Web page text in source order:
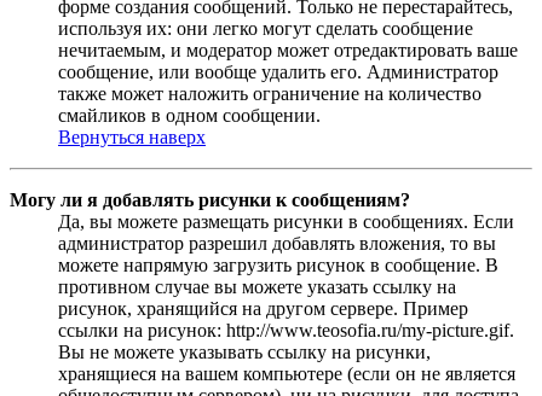
форме создания сообщений. Только не перестарайтесь,
используя их: они легко могут сделать сообщение
нечитаемым, и модератор может отредактировать ваше
сообщение, или вообще удалить его. Администратор
также может наложить ограничение на количество
смайликов в одном сообщении.
Вернуться наверх
Могу ли я добавлять рисунки к сообщениям?
Да, вы можете размещать рисунки в сообщениях. Если
администратор разрешил добавлять вложения, то вы
можете напрямую загрузить рисунок в сообщение. В
противном случае вы можете указать ссылку на
рисунок, хранящийся на другом сервере. Пример
ссылки на рисунок: http://www.teosofia.ru/my-picture.gif.
Вы не можете указывать ссылку на рисунки,
хранящиеся на вашем компьютере (если он не является